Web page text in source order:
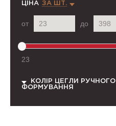
ЦІНА ЗА ШТ.
от до
23
КОЛІР ЦЕГЛИ РУЧНОГО
ФОРМУВАННЯ